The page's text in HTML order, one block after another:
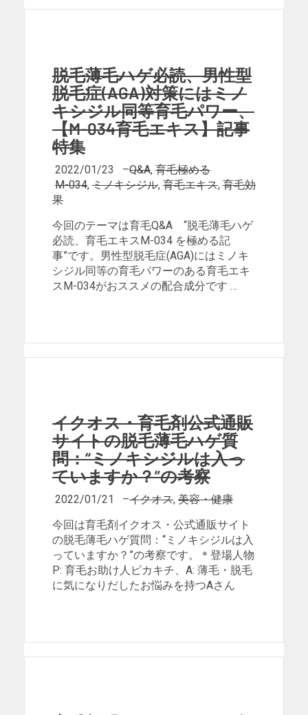
脱毛薄毛ハゲ必読、男性型
脱毛症(AGA)対策にはミノ
キシジル同等育毛パワー、
【M-034育毛エキス】記事
特集
2022/01/23 –Q&A, 育毛極める
M-034, ミノキシジル, 育毛エキス, 育毛効
果
今回のテーマは育毛Q&A “脱毛薄毛ハゲ
必読、育毛エキスM-034 を極める記
事”です。男性型脱毛症(AGA)にはミノキ
シジル同等の育毛パワーのある育毛エキ
スM-034がおススメの配合成分です …
イクオス・育毛剤公式通販
サイトの脱毛薄毛ハゲ質
問：“ミノキシジルは入っ
ていますか？”の考察
2022/01/21 –イクオス, 美容・健康
今回は育毛剤イクオス・公式通販サイト
の脱毛薄毛ハゲ質問：“ミノキシジルは入
っていますか？”の考察です。＊登場人物
P: 育毛お助け人ピカキチ、A: 薄毛・脱毛
に気になりだしたお悩みを持つAさん